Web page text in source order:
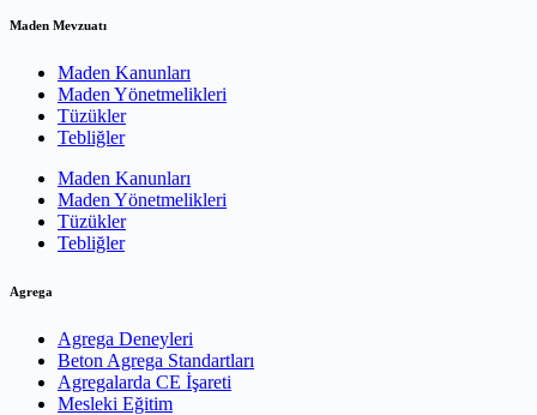
Maden Mevzuatı
Maden Kanunları
Maden Yönetmelikleri
Tüzükler
Tebliğler
Maden Kanunları
Maden Yönetmelikleri
Tüzükler
Tebliğler
Agrega
Agrega Deneyleri
Beton Agrega Standartları
Agregalarda CE İşareti
Mesleki Eğitim